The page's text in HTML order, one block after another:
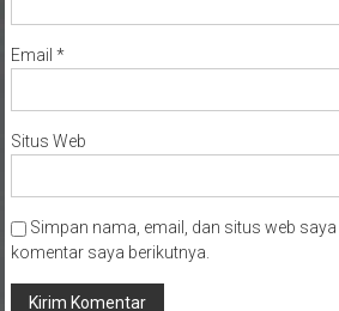
Email*
Situs Web
Simpan nama, email, dan situs web
komentar saya berikutnya.